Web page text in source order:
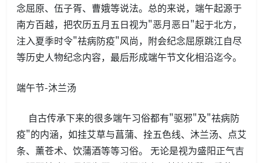
念屈原、伍子胥、曹娥等说法。总的来说，端午起源于
南方百越，把农历五月五日视为"恶月恶日"起于北方，
注入夏季时令"祛病防疫"风尚，附会纪念屈原跳江自尽
等历史人物纪念内容，最后形成端午节文化相沿迄今。
端午节-沐兰汤
自古传承下来的很多端午习俗都有"驱邪"及"祛病防
疫"的内涵，如挂艾草与菖蒲、拴五色线、沐兰汤、点艾
条、薰苍术、饮蒲酒等等习俗。 无论是视为盛阳正气吉